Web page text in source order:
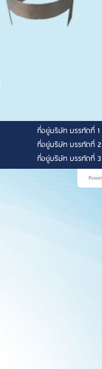
ที่อยู่บริษัท บรรทัดที่ 1
ที่อยู่บริษัท บรรทัดที่ 2
ที่อยู่บริษัท บรรทัดที่ 3